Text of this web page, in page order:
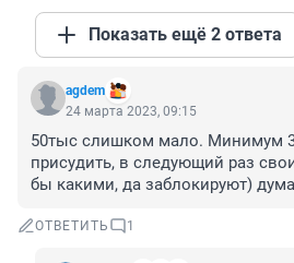
Показать ещё 2 ответа
agdem
24 марта 2023, 09:15
50тыс слишком мало. Минимум
присудить, в следующий раз
бы какими, да заблокируют)
ОТВЕТИТЬ 1